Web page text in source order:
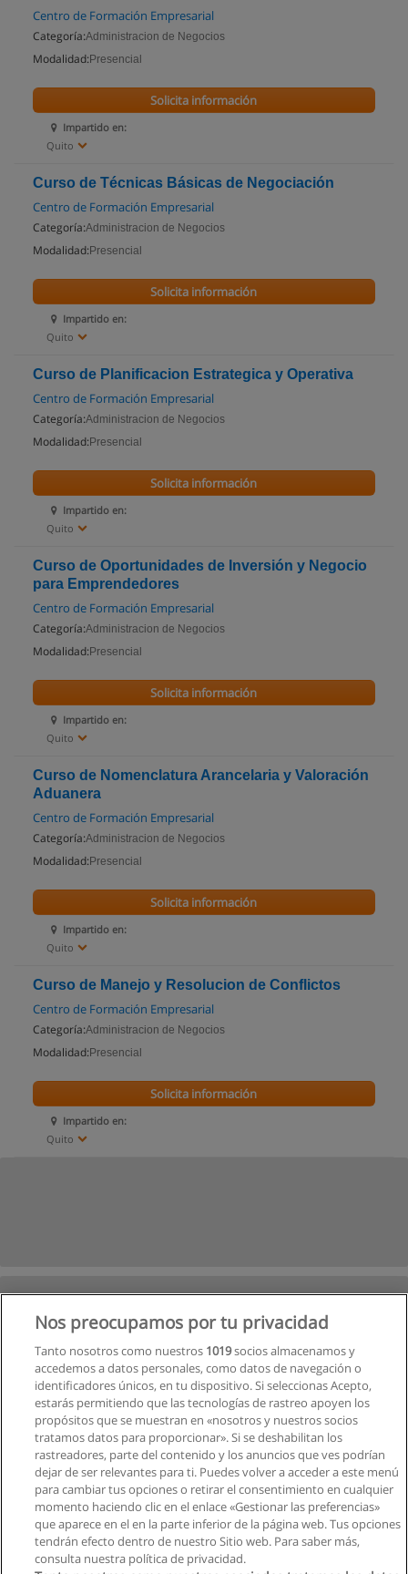
Centro de Formación Empresarial
Categoría:Administracion de Negocios
Modalidad: Presencial
Impartido en:
Quito
Solicita información
Curso de Técnicas Básicas de Negociación
Centro de Formación Empresarial
Categoría:Administracion de Negocios
Modalidad: Presencial
Impartido en:
Quito
Solicita información
Curso de Planificacion Estrategica y Operativa
Centro de Formación Empresarial
Categoría:Administracion de Negocios
Modalidad: Presencial
Impartido en:
Quito
Solicita información
Curso de Oportunidades de Inversión y Negocio
para Emprendedores
Centro de Formación Empresarial
Categoría:Administracion de Negocios
Modalidad: Presencial
Impartido en:
Quito
Solicita información
Curso de Nomenclatura Arancelaria y Valoración
Aduanera
Centro de Formación Empresarial
Categoría:Administracion de Negocios
Modalidad: Presencial
Impartido en:
Quito
Solicita información
Curso de Manejo y Resolucion de Conflictos
Centro de Formación Empresarial
Categoría:Administracion de Negocios
Modalidad: Presencial
Impartido en:
Quito
Solicita información
Siguiente
Nos preocupamos por tu privacidad
Tanto nosotros como nuestros 1019socios almacenamos y
accedemos a datos personales, como datos de navegación o
identificadores únicos, en tu dispositivo. Si seleccionas Acepto,
estarás permitiendo que las tecnologías de rastreo apoyen los
propósitos que se muestran en «nosotros y nuestros socios
tratamos datos para proporcionar». Si se deshabilitan los
rastreadores, parte del contenido y los anuncios que ves podrían
dejar de ser relevantes para ti. Puedes volver a acceder a este menú
para cambiar tus opciones o retirar el consentimiento en cualquier
momento haciendo clic en el enlace «Gestionar las preferencias»
que aparece en el en la parte inferior de la página web. Tus opciones
tendrán efecto dentro de nuestro Sitio web. Para saber más,
consulta nuestra política de privacidad.